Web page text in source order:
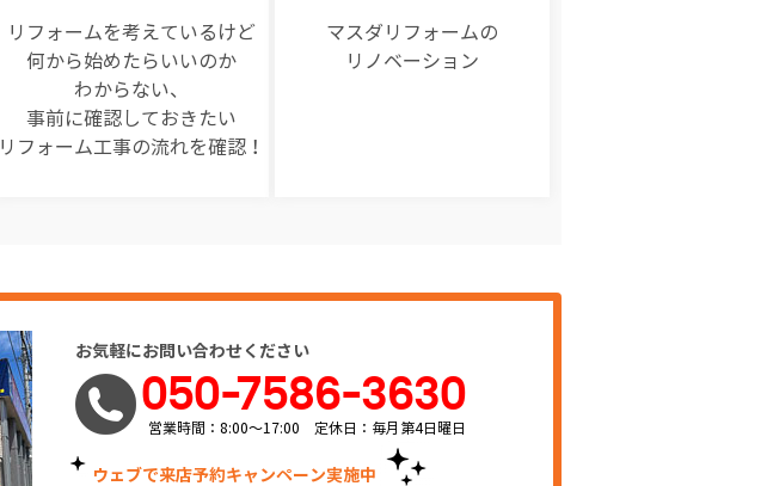
リフォームを考えているけど
何から始めたらいいのか
わからない、
事前に確認しておきたい
リフォーム工事の流れを確認！
マスダリフォームの
リノベーション
お気軽にお問い合わせください
050-7586-3630
営業時間：8:00～17:00 定休日：毎月第4日曜日
ウェブで来店予約キャンペーン実施中！